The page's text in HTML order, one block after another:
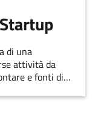
di una
attività da
e fonti di